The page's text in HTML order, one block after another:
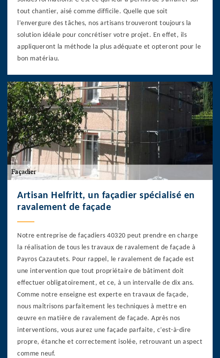
tout chantier, aisé comme difficile. Quelle que soit
l’envergure des tâches, nos artisans trouveront toujours la
solution idéale pour concrétiser votre projet. En effet, ils
appliqueront la méthode la plus adéquate et opteront pour le
bon matériau.
Artisan Helfritt, un façadier spécialisé en
ravalement de façade
Notre entreprise de façadiers 40320 peut prendre en charge
la réalisation de tous les travaux de ravalement de façade à
Payros Cazautets. Pour rappel, le ravalement de façade est
une intervention que tout propriétaire de bâtiment doit
effectuer obligatoirement, et ce, à un intervalle de dix ans.
Comme notre enseigne est experte en travaux de façade,
nous maîtrisons parfaitement les techniques à mettre en
œuvre en matière de ravalement de façade. Après nos
interventions, vous aurez une façade parfaite, c’est-à-dire
propre, étanche et correctement isolée, retrouvant un aspect
comme neuf.